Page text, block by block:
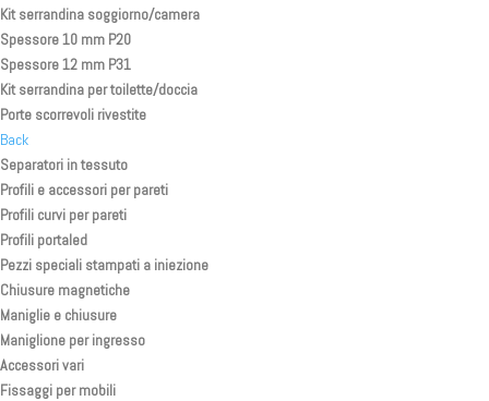
Kit serrandina soggiorno/camera
Spessore 10 mm P20
Spessore 12 mm P31
Kit serrandina per toilette/doccia
Porte scorrevoli rivestite
Back
Separatori in tessuto
Profili e accessori per pareti
Profili curvi per pareti
Profili portaled
Pezzi speciali stampati a iniezione
Chiusure magnetiche
Maniglie e chiusure
Maniglione per ingresso
Accessori vari
Fissaggi per mobili